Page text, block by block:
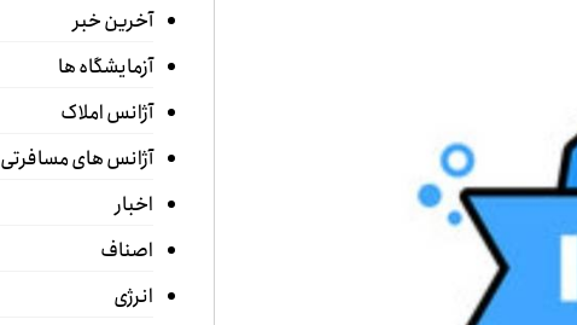
آخرین خبر
آزمایشگاه ها
آژانس املاک
آژانس های مسافرتی
اخبار
اصناف
انرژی